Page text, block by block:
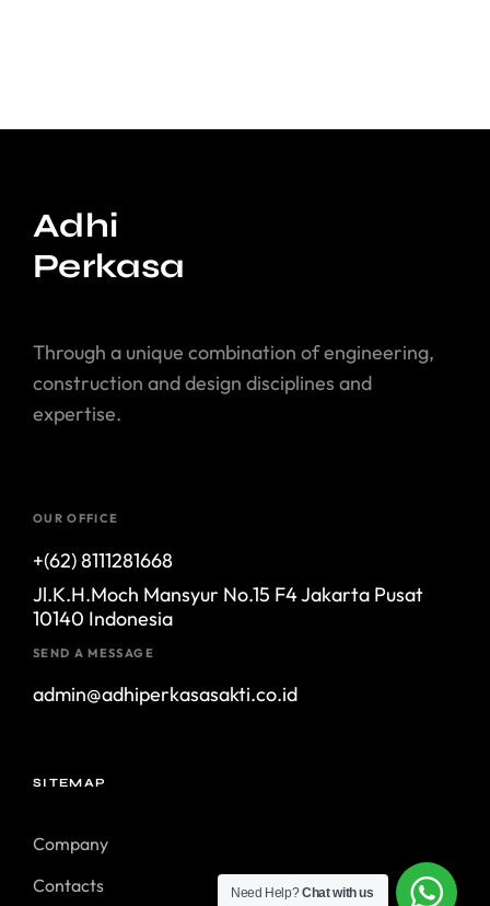
Adhi
Perkasa
Through a unique combination of engineering,
construction and design disciplines and
expertise.
OUR OFFICE
+(62) 8111281668
Jl.K.H.Moch Mansyur No.15 F4 Jakarta Pusat
10140 Indonesia
SEND A MESSAGE
admin@adhiperkasasakti.co.id
SITEMAP
Company
Contacts
Need Help?Chat with us